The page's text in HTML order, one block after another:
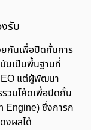
รับ
ยกันเพื่อปิดกั้นการ
นเป็นพื้นฐานที่
แต่ผู้พัฒนา
รวมโค้ดเพื่อปิดกั้น
Engine) ซึ่งการก
งผลได้